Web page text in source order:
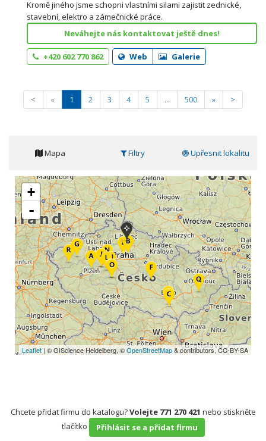
Kromě jiného jsme schopni vlastními silami zajistit zednické,
stavební, elektro a zámečnické práce.
Neváhejte nás kontaktovat ještě dnes!
+420 602 770 862 Web Galerie
< « 1 2 3 4 5 ... 500 » >
Mapa Filtry Upřesnit lokalitu
+
-
Leaflet | © GIScience Heidelberg, ©OpenStreetMap& contributors, CC-BY-SA
Chcete přidat firmu do katalogu?Volejte 771 270 421 nebo stiskněte
tlačítko
Přihlásit se a přidat firmu